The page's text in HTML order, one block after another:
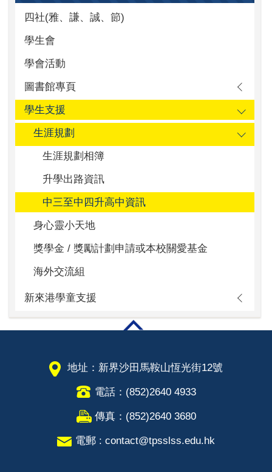
四社(雅、謙、誠、節)
學生會
學會活動
圖書館專頁
學生支援
生涯規劃
生涯規劃相簿
升學出路資訊
中三至中四升高中資訊
身心靈小天地
獎學金 / 獎勵計劃申請或本校關愛基金
海外交流組
新來港學童支援
地址：新界沙田馬鞍山恆光街12號
電話：(852)2640 4933
傳真：(852)2640 3680
電郵 : contact@tpsslss.edu.hk